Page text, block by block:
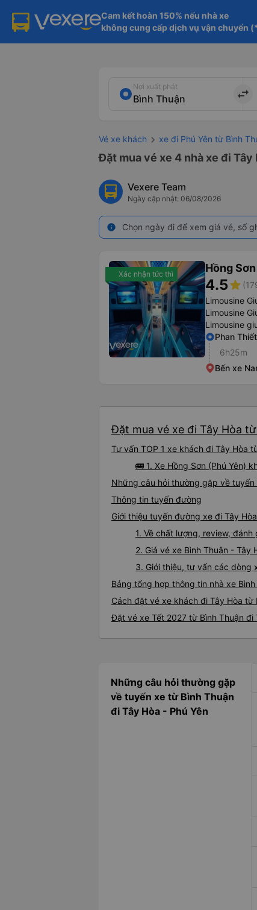
Cam kết hoàn 150% nếu nhà xe
không cung cấp dịch vụ vận chuyển
Nơi xuất phát
import_export
Vé xe khách xe đi Phú Yên từ Bình
Đặt mua vé xe 4 nhà xe đi
Vexere Team
Ngày cập nhật: 06/08/2026
info Chọn ngày đi để xem giá vé, số
Xác nhận tức thì Hồng
4.5star
Limousine
Limousine
Limousine
Phan
6h25m
Bến xe
Đặt mua vé xe đi Tây Hòa
Tư vấn TOP 1 xe khách đi Tây Hòa
🚌 1. Xe Hồng Sơn (Phú Yên)
Những câu hỏi thường gặp về tuyến
Thông tin tuyến đường
Giới thiệu tuyến đường xe đi Tây
1. Về chất lượng, review, đánh
2. Giá vé xe Bình Thuận - Tây
3. Giới thiệu, tư vấn các dòng
Bảng tổng hợp thông tin nhà xe
Cách đặt vé xe khách đi Tây Hòa từ
Đặt vé xe Tết 2027 từ Bình Thuận đi
Những câu hỏi thường gặp
về tuyến xe từ Bình Thuận
đi Tây Hòa - Phú Yên